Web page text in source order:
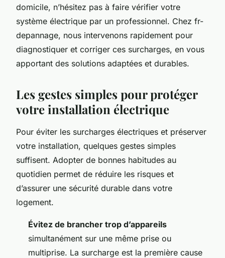
domicile, n’hésitez pas à faire vérifier votre
système électrique par un professionnel. Chez fr-
depannage, nous intervenons rapidement pour
diagnostiquer et corriger ces surcharges, en vous
apportant des solutions adaptées et durables.
Les gestes simples pour protéger
votre installation électrique
Pour éviter les surcharges électriques et préserver
votre installation, quelques gestes simples
suffisent. Adopter de bonnes habitudes au
quotidien permet de réduire les risques et
d’assurer une sécurité durable dans votre
logement.
Évitez de brancher trop d’appareils
simultanément sur une même prise ou
multiprise. La surcharge est la première cause